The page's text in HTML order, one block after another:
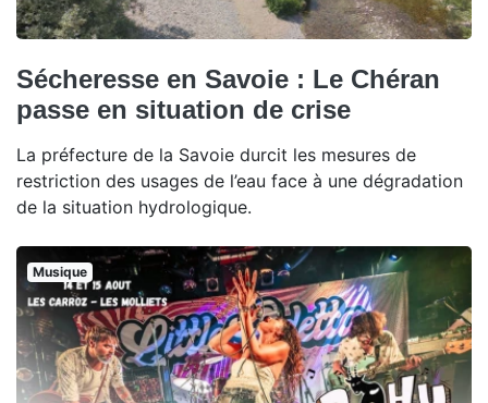
Sécheresse en Savoie : Le Chéran
passe en situation de crise
La préfecture de la Savoie durcit les mesures de
restriction des usages de l’eau face à une dégradation
de la situation hydrologique.
Musique